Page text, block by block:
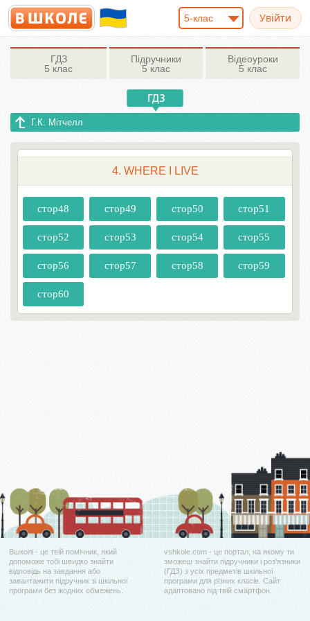
5-клас
ГДЗ
5 клас
Підручники
5 клас
Відеоуроки
5 клас
Г.К. Мітчелл
4. WHERE I LIVE
стор48 стор49 стор50 стор51
стор52 стор53 стор54 стор55
стор56 стор57 стор58 стор59
стор60
Вшколі - це твій помічник, який
допоможе тобі швидко знайти
відповідь на завдання або
завантажити підручник зі шкільної
програми без жодних обмежень.
vshkole.com - це портал, на якому ти
зможеш знайти підручники і роз'язники
(ГДЗ) з усіх предметів шкільної
програми для різних класів. Сайт
адаптовано під твій смартфон.